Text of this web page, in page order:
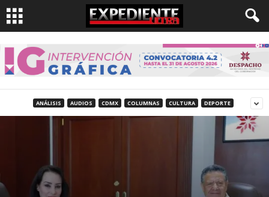
ANÁLISIS AUDIOS CDMX COLUMNAS CULTURA DEPORTE